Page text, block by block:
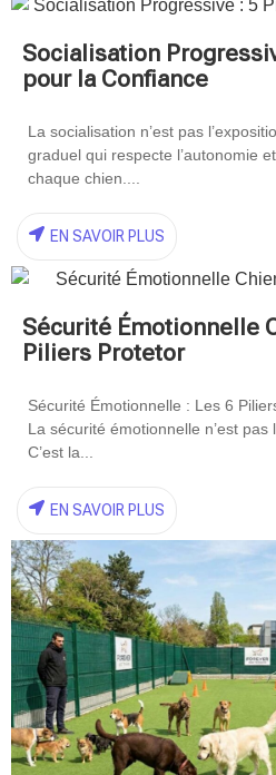
Socialisation
pour la Confiance
La socialisation n’est pas
graduel qui respecte l’autonomie
chaque chien....
EN SAVOIR PLUS
Sécurité Émotionnelle
Piliers Protetor
Sécurité Émotionnelle : Les 6
La sécurité émotionnelle n’est
C’est la...
EN SAVOIR PLUS